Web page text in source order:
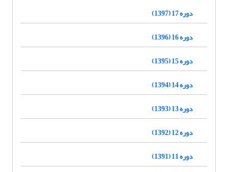
دوره 17 (1397)
دوره 16 (1396)
دوره 15 (1395)
دوره 14 (1394)
دوره 13 (1393)
دوره 12 (1392)
دوره 11 (1391)